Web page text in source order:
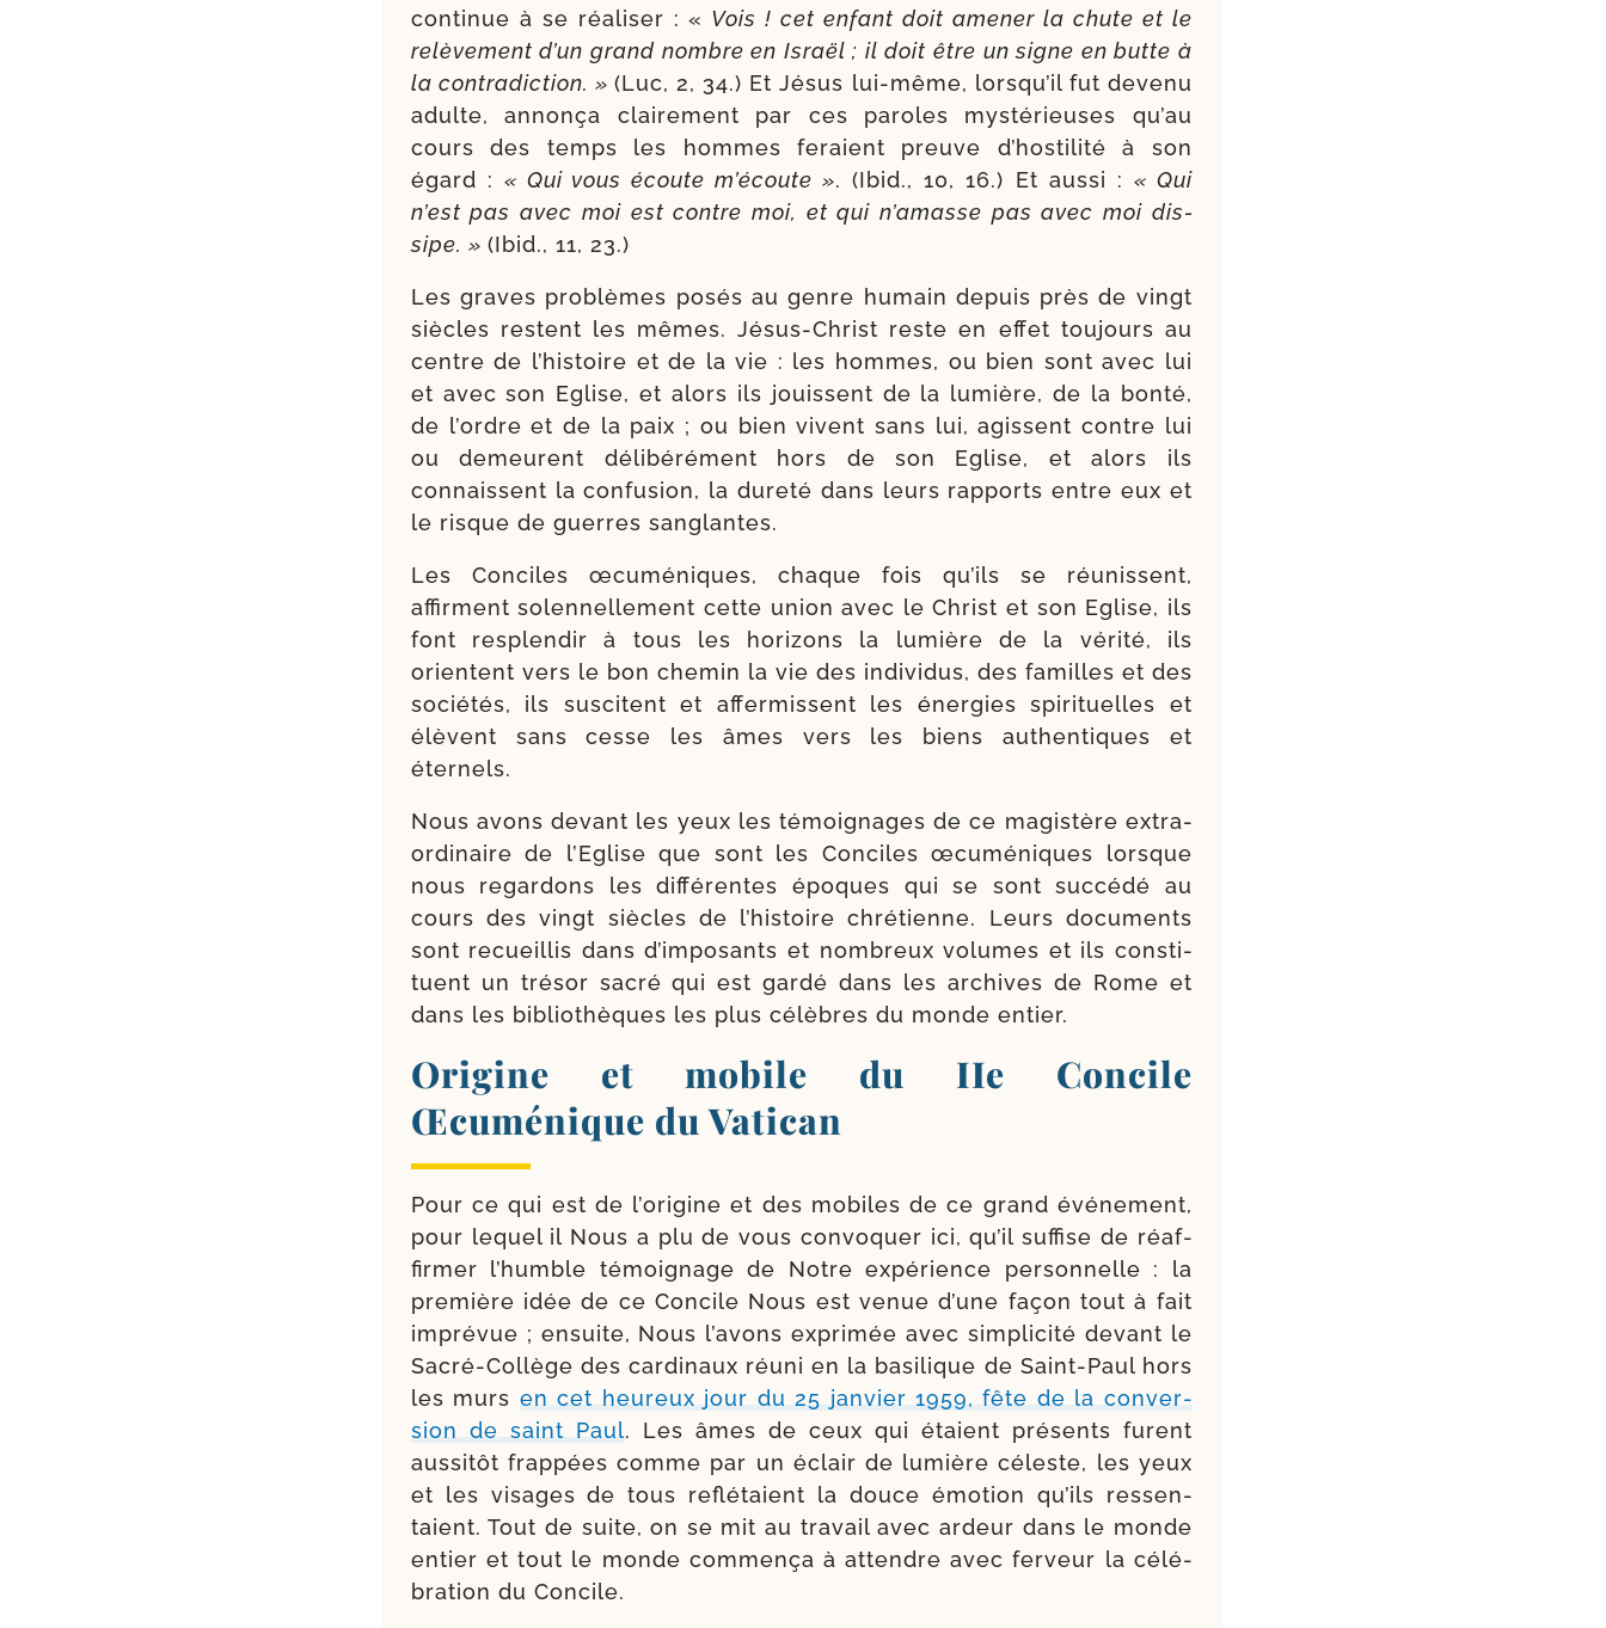
conti­nue à se réa­li­ser : « Vois ! cet enfant doit ame­ner la chute et le
relè­ve­ment d’un grand nombre en Israël ; il doit être un signe en butte à
la contra­dic­tion. »(Luc, 2, 34.) Et Jésus lui-​même, lors­qu’il fut deve­nu
adulte, annon­ça clai­re­ment par ces paroles mys­té­rieuses qu’au
cours des temps les hommes feraient preuve d’hos­ti­li­té à son
égard : « Qui vous écoute m’é­coute ». (Ibid., 10, 16.) Et aus­si : « Qui
n’est pas avec moi est contre moi, et qui n’a­masse pas avec moi dis­
sipe. » (Ibid., 11, 23.)
Les graves pro­blèmes posés au genre humain depuis près de vingt
siècles res­tent les mêmes. Jésus-​Christ reste en effet tou­jours au
centre de l’his­toire et de la vie : les hommes, ou bien sont avec lui
et avec son Eglise, et alors ils jouissent de la lumière, de la bon­té,
de l’ordre et de la paix ; ou bien vivent sans lui, agissent contre lui
ou demeurent déli­bé­ré­ment hors de son Eglise, et alors ils
connaissent la confu­sion, la dure­té dans leurs rap­ports entre eux et
le risque de guerres sanglantes.
Les Conciles œcu­mé­niques, chaque fois qu’ils se réunissent,
affirment solen­nel­le­ment cette union avec le Christ et son Eglise, ils
font res­plen­dir à tous les hori­zons la lumière de la véri­té, ils
orientent vers le bon che­min la vie des indi­vi­dus, des familles et des
socié­tés, ils sus­citent et affer­missent les éner­gies spi­ri­tuelles et
élèvent sans cesse les âmes vers les biens authen­tiques et
éternels.
Nous avons devant les yeux les témoi­gnages de ce magis­tère extra­
or­di­naire de l’Eglise que sont les Conciles œcu­mé­niques lorsque
nous regar­dons les dif­fé­rentes époques qui se sont suc­cé­dé au
cours des vingt siècles de l’his­toire chré­tienne. Leurs docu­ments
sont recueillis dans d’im­po­sants et nom­breux volumes et ils consti­
tuent un tré­sor sacré qui est gar­dé dans les archives de Rome et
dans les biblio­thèques les plus célèbres du monde entier.
Origine et mobile du IIe Concile
Œcuménique du Vatican
Pour ce qui est de l’o­ri­gine et des mobiles de ce grand évé­ne­ment,
pour lequel il Nous a plu de vous convo­quer ici, qu’il suf­fise de réaf­
fir­mer l’humble témoi­gnage de Notre expé­rience per­son­nelle : la
pre­mière idée de ce Concile Nous est venue d’une façon tout à fait
impré­vue ; ensuite, Nous l’a­vons expri­mée avec sim­pli­ci­té devant le
Sacré-​Collège des car­di­naux réuni en la basi­lique de Saint-​Paul hors
les murs en cet heu­reux jour du 25 jan­vier 1959, fête de la conver­
sion de saint Paul. Les âmes de ceux qui étaient pré­sents furent
aus­si­tôt frap­pées comme par un éclair de lumière céleste, les yeux
et les visages de tous reflé­taient la douce émo­tion qu’ils res­sen­
taient. Tout de suite, on se mit au tra­vail avec ardeur dans le monde
entier et tout le monde com­men­ça à attendre avec fer­veur la célé­
bra­tion du Concile.